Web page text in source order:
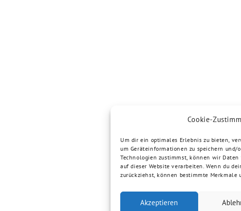
Cookie-
Um dir ein optimales Erlebnis zu bieten,
um Geräteinformationen zu speichern und/
Technologien zustimmst, können wir
auf dieser Website verarbeiten. Wenn du
zurückziehst, können bestimmte
Akzeptieren